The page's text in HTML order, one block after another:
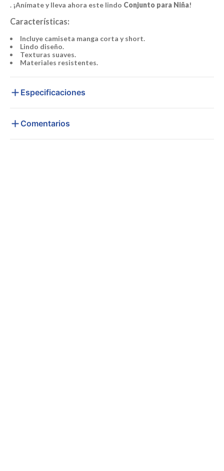
. ¡Anímate y lleva ahora este lindo Conjunto para Niña!
Características:
Incluye camiseta manga corta y short.
Lindo diseño.
Texturas suaves.
Materiales resistentes.
Especificaciones
Comentarios